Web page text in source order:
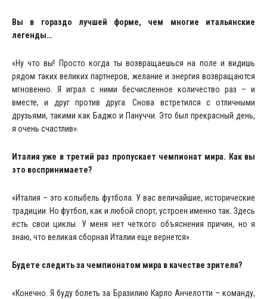
Вы в гораздо лучшей форме, чем многие итальянские
легенды…
«Ну что вы! Просто когда ты возвращаешься на поле и видишь
рядом таких великих партнеров, желание и энергия возвращаются
мгновенно. Я играл с ними бесчисленное количество раз – и
вместе, и друг против друга. Снова встретился с отличными
друзьями, такими как Баджо и Пануччи. Это был прекрасный день,
я очень счастлив».
Италия уже в третий раз пропускает чемпионат мира. Как вы
это воспринимаете?
«Италия – это колыбель футбола. У вас величайшие, исторические
традиции. Но футбол, как и любой спорт, устроен именно так. Здесь
есть свои циклы. У меня нет четкого объяснения причин, но я
знаю, что великая сборная Италии еще вернется».
Будете следить за чемпионатом мира в качестве зрителя?
«Конечно. Я буду болеть за Бразилию Карло Анчелотти – команду,